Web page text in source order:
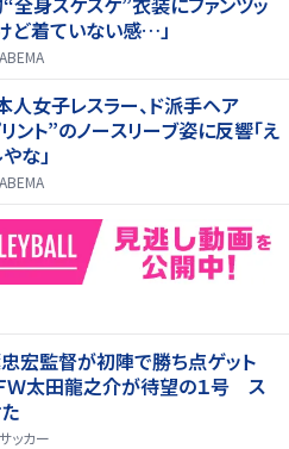
ど着ていない感…」
ABEMA
人女子レスラー、ド派手ヘア
ント”のノースリーブ姿に反響「え
な」
ABEMA
忠宏監督が初陣で勝ち点ゲット
Ｗ太田龍之介が待望の１号 ス
サッカー